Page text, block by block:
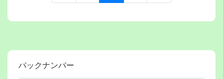
バックナンバー